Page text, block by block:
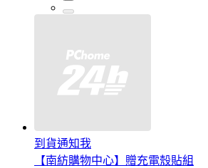
到貨通知我
【南紡購物中心】贈充電殼貼組